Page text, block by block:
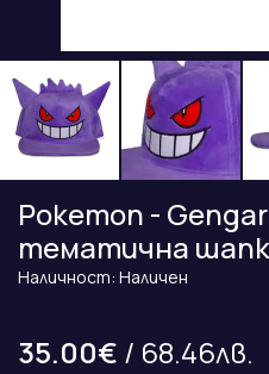
Pokemon -
тематична
Наличност: Наличен
35.00€ / 68.46лв.